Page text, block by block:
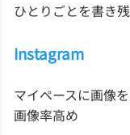
ひとりごとを書き
Instagram
マイペースに画像
画像率高め